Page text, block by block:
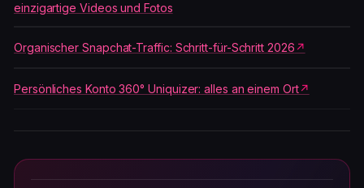
einzigartige Videos und Fotos
Organischer Snapchat-Traffic: Schritt-für-Schritt 2026
Persönliches Konto 360° Uniquizer: alles an einem Ort